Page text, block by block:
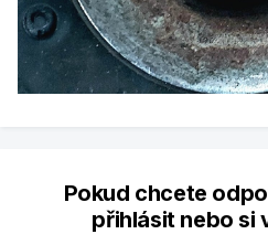
Pokud chcete
přihlásit nebo si